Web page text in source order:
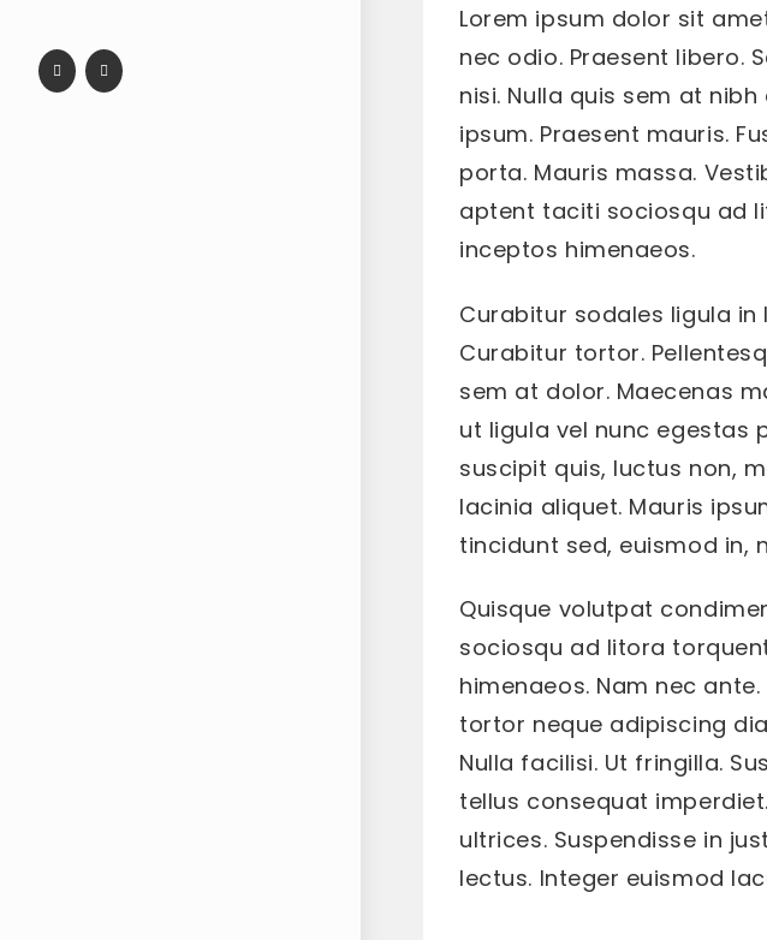
Lorem ipsum dolor sit
nec odio. Praesent libero.
nisi. Nulla quis sem at
ipsum. Praesent mauris.
porta. Mauris massa.
aptent taciti sociosqu ad
inceptos himenaeos.
Curabitur sodales ligula in
Curabitur tortor.
sem at dolor. Maecenas
ut ligula vel nunc egestas
suscipit quis, luctus non,
lacinia aliquet. Mauris
tincidunt sed, euismod in,
Quisque volutpat
sociosqu ad litora
himenaeos. Nam nec
tortor neque adipiscing
Nulla facilisi. Ut fringilla.
tellus consequat
ultrices. Suspendisse in
lectus. Integer euismod